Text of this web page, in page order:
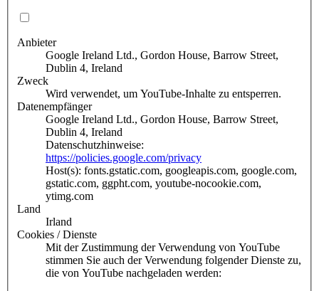
Anbieter
Google Ireland Ltd., Gordon House, Barrow Street,
Dublin 4, Ireland
Zweck
Wird verwendet, um YouTube-Inhalte zu entsperren.
Datenempfänger
Google Ireland Ltd., Gordon House, Barrow Street,
Dublin 4, Ireland
Datenschutzhinweise:
https://policies.google.com/privacy
Host(s): fonts.gstatic.com, googleapis.com, google.com,
gstatic.com, ggpht.com, youtube-nocookie.com,
ytimg.com
Land
Irland
Cookies / Dienste
Mit der Zustimmung der Verwendung von YouTube
stimmen Sie auch der Verwendung folgender Dienste zu,
die von YouTube nachgeladen werden: